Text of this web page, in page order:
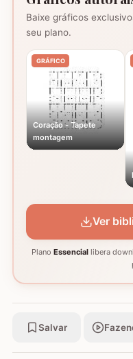
Baixe gráficos
seu plano.
GRÁFICO
Coração - Tapete
montagem
Ver
Plano Essencial libera
Salvar